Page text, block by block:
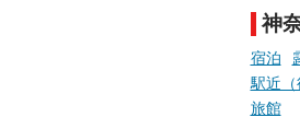
神
宿泊
駅近（
旅館